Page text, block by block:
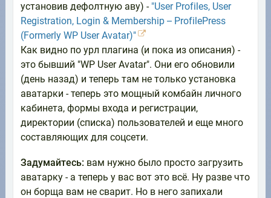
установив дефолтную аву) - "User Profiles, User
Registration, Login & Membership – ProfilePress
(Formerly WP User Avatar)"
Как видно по урл плагина (и пока из описания) -
это бывший "WP User Avatar". Они его обновили
(день назад) и теперь там не только установка
аватарки - теперь это мощный комбайн личного
кабинета, формы входа и регистрации,
директории (списка) пользователей и еще много
составляющих для соцсети.
Задумайтесь:вам нужно было просто загрузить
аватарку - а теперь у вас вот это всё. Ну разве что
он борща вам не сварит. Но в него запихали